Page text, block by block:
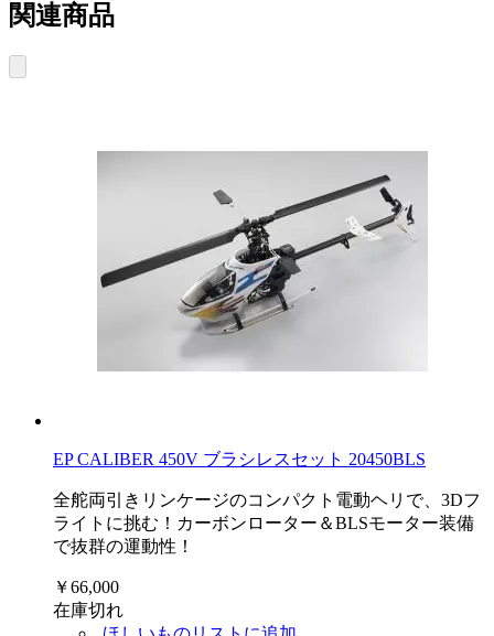
関連商品
EP CALIBER 450V ブラシレスセット 20450BLS
全舵両引きリンケージのコンパクト電動ヘリで、3Dフ
ライトに挑む！カーボンローター＆BLSモーター装備
で抜群の運動性！
￥66,000
在庫切れ